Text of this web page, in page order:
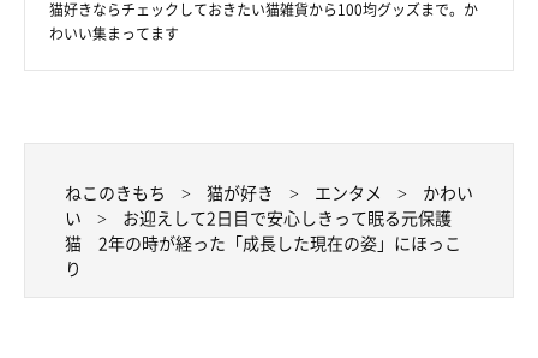
猫好きならチェックしておきたい猫雑貨から100均グッズまで。か
わいい集まってます
ねこのきもち 猫が好き エンタメ
かわい
い
お迎えして2日目で安心しきって眠る元保護
猫 2年の時が経った「成長した現在の姿」にほっこ
り